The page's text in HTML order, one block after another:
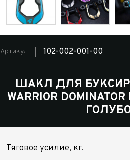
Артикул 102-002-001-00
ШАКЛ ДЛЯ
WARRIOR
Тяговое усилие, кг.